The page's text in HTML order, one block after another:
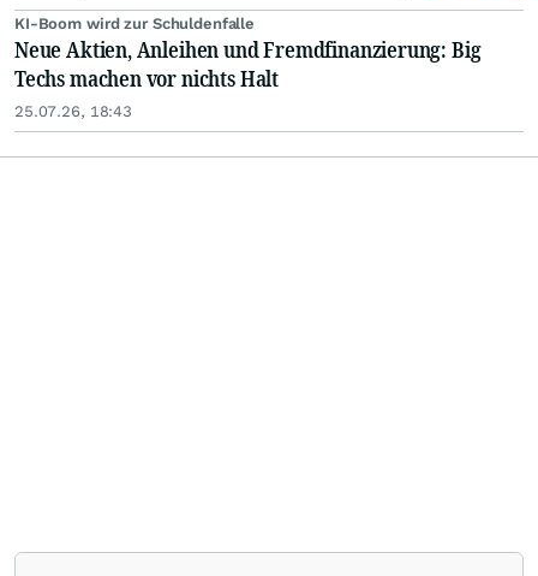
KI-Boom wird zur Schuldenfalle
Neue Aktien, Anleihen und Fremdfinanzierung: Big
Techs machen vor nichts Halt
25.07.26, 18:43